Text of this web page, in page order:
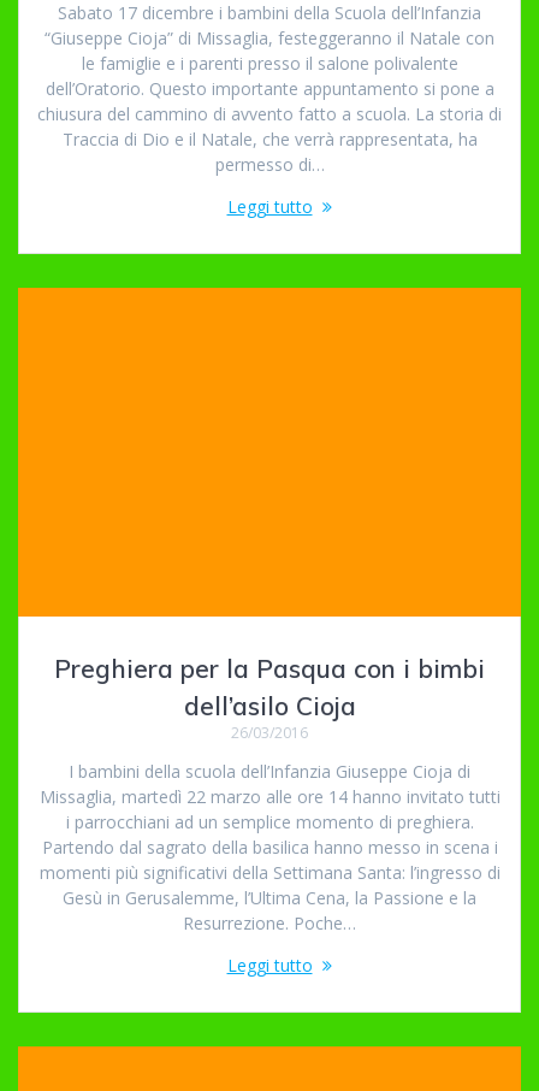
Sabato 17 dicembre i bambini della Scuola dell’Infanzia
“Giuseppe Cioja” di Missaglia, festeggeranno il Natale con
le famiglie e i parenti presso il salone polivalente
dell’Oratorio. Questo importante appuntamento si pone a
chiusura del cammino di avvento fatto a scuola. La storia di
Traccia di Dio e il Natale, che verrà rappresentata, ha
permesso di…
Leggi tutto
Preghiera per la Pasqua con i bimbi
dell’asilo Cioja
26/03/2016
I bambini della scuola dell’Infanzia Giuseppe Cioja di
Missaglia, martedì 22 marzo alle ore 14 hanno invitato tutti
i parrocchiani ad un semplice momento di preghiera.
Partendo dal sagrato della basilica hanno messo in scena i
momenti più significativi della Settimana Santa: l’ingresso di
Gesù in Gerusalemme, l’Ultima Cena, la Passione e la
Resurrezione. Poche…
Leggi tutto